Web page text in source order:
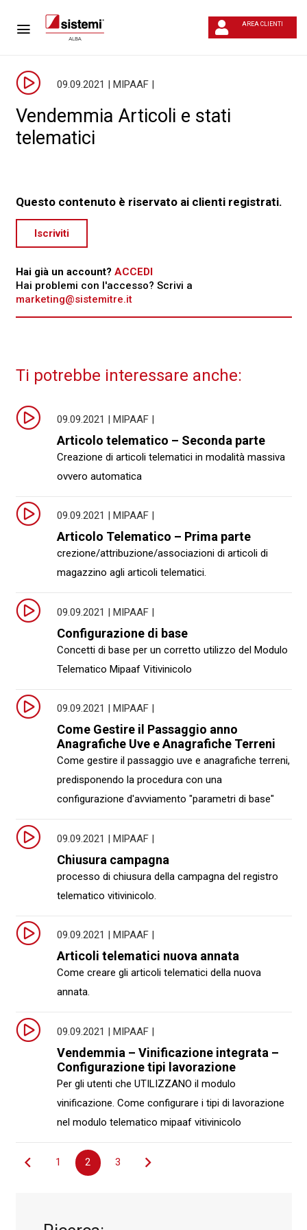
AREA CLIENTI
09.09.2021 | MIPAAF |
Vendemmia Articoli e stati
telematici
Questo contenuto è riservato ai clienti registrati.
Iscriviti
Hai già un account? ACCEDI
Hai problemi con l'accesso? Scrivi a
marketing@sistemitre.it
Ti potrebbe interessare anche:
09.09.2021 | MIPAAF |
Articolo telematico – Seconda parte
Creazione di articoli telematici in modalità massiva
ovvero automatica
09.09.2021 | MIPAAF |
Articolo Telematico – Prima parte
crezione/attribuzione/associazioni di articoli di
magazzino agli articoli telematici.
09.09.2021 | MIPAAF |
Configurazione di base
Concetti di base per un corretto utilizzo del Modulo
Telematico Mipaaf Vitivinicolo
09.09.2021 | MIPAAF |
Come Gestire il Passaggio anno
Anagrafiche Uve e Anagrafiche Terreni
Come gestire il passaggio uve e anagrafiche terreni,
predisponendo la procedura con una
configurazione d'avviamento "parametri di base"
09.09.2021 | MIPAAF |
Chiusura campagna
processo di chiusura della campagna del registro
telematico vitivinicolo.
09.09.2021 | MIPAAF |
Articoli telematici nuova annata
Come creare gli articoli telematici della nuova
annata.
09.09.2021 | MIPAAF |
Vendemmia – Vinificazione integrata –
Configurazione tipi lavorazione
Per gli utenti che UTILIZZANO il modulo
vinificazione. Come configurare i tipi di lavorazione
nel modulo telematico mipaaf vitivinicolo
Navigazione
1 2 3